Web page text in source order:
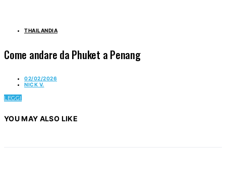
THAILANDIA
Come andare da Phuket a Penang
02/02/2026
NICK V.
LEGGI
YOU MAY ALSO LIKE